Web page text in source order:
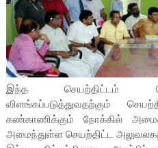
இந்த செயற்திட்டம்
விளங்கப்படுத்துவதற்கும்
கண்காணிக்கும் நோக்கில்
அமைந்துள்ள செயற்திட்ட